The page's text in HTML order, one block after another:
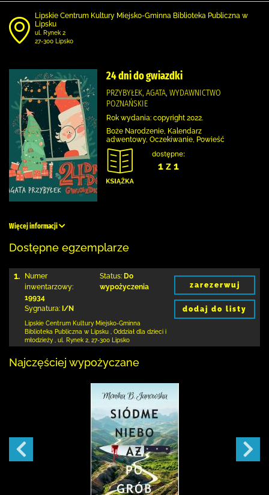
Lipskie Centrum Kultury Miejsko-Gminna Biblioteka Publiczna w
Lipsku
ul. Rynek 2
27-300 Lipsko
24 dni do gwiazdki
PRZYBYŁEK, AGATA, WYDAWNICTWO
POZNAŃSKIE
Rok wydania: copyright 2022.
Boże Narodzenie, Kalendarz
adwentowy, Oczekiwanie, Powieść
dostępne:
1 z 1
Więcej informacji
Dostępne egzemplarze
1.
Numer
inwentarzowy:
19934
Sygnatura: I/N
Status: Do
wypożyczenia
Lipskie Centrum Kultury Miejsko-Gminna
Biblioteka Publiczna w Lipsku
Oddział dla dzieci i
młodzieży , ul. Rynek 2 27-300 Lipsko
zarezerwuj
dodaj do listy
Najczęściej wypożyczane